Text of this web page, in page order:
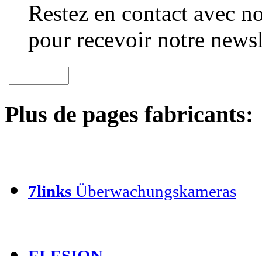
Restez en contact avec
pour recevoir notre
Plus de pages fabricants:
7links Überwachungskameras